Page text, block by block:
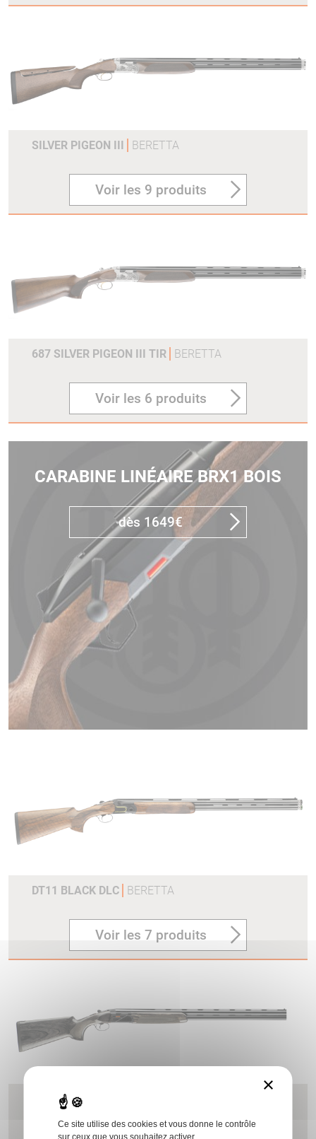
SILVER PIGEON III BERETTA
Voir les 9 produits
687 SILVER PIGEON III TIR BERETTA
Voir les 6 produits
CARABINE LINÉAIRE BRX1 BOIS
dès 1649€
DT11 BLACK DLC BERETTA
Voir les 7 produits
BERETTA
×
Ce site utilise des cookies et vous donne le contrôle
sur ceux que vous souhaitez activer